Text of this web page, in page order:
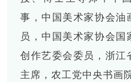
事，中国美术家协会油
员，中国美术家协会国
创作艺委会委员，浙江
主席，农工党中央书画